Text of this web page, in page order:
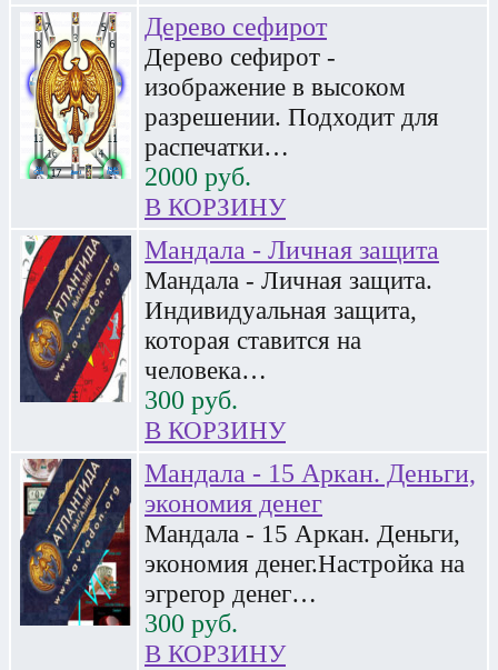
Дерево сефирот
Дерево сефирот -
изображение в высоком
разрешении. Подходит для
распечатки…
2000 руб.
В КОРЗИНУ
Мандала - Личная защита
Мандала - Личная защита.
Индивидуальная защита,
которая ставится на
человека…
300 руб.
В КОРЗИНУ
Мандала - 15 Аркан. Деньги,
экономия денег
Мандала - 15 Аркан. Деньги,
экономия денег.Настройка на
эгрегор денег…
300 руб.
В КОРЗИНУ